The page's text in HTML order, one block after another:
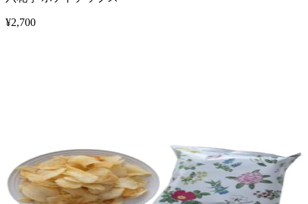
¥2,700